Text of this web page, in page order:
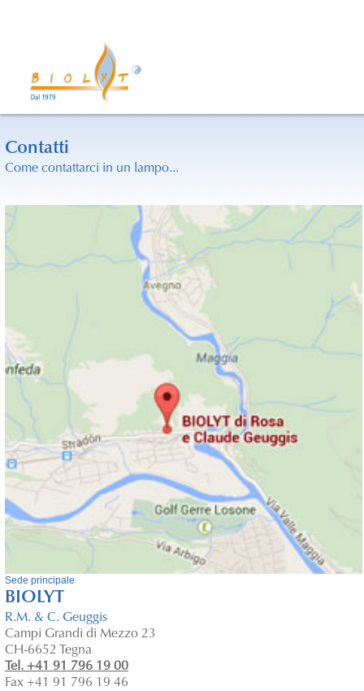
Contatti
Come contattarci in un lampo...
Sede principale
BIOLYT
R.M. & C. Geuggis
Campi Grandi di Mezzo 23
CH-6652 Tegna
Tel. +41 91 796 19 00
Fax +41 91 796 19 46